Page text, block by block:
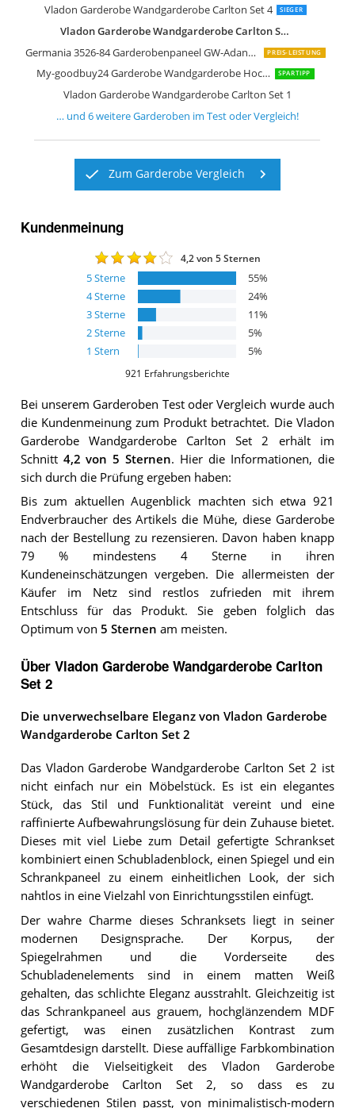
Vladon Garderobe Wandgarderobe Carlton Set 4 SIEGER
Vladon Garderobe Wandgarderobe Carlton Set 2
Germania 3526-84 Garderobenpaneel GW-Adana in Weiß Hochglanz
PREIS-LEISTUNG
My-goodbuy24 Garderobe Wandgarderobe Hochglanz SPARTIPP
Vladon Garderobe Wandgarderobe Carlton Set 1
Vladon Garderobenset Garderobe
Vladon Garderobenset Garderobe
… und 6weitereGarderoben im Test oder Vergleich!
Zum Garderobe Vergleich
Kundenmeinung
4,2 von 5 Sternen
5Sterne 55%
4Sterne 24%
3Sterne 11%
2Sterne 5%
1 Stern 5%
921 Erfahrungsberichte
Bei unserem Garderoben Test oder Vergleich wurde auch
die Kundenmeinung zum Produkt betrachtet. Die Vladon
Garderobe Wandgarderobe Carlton Set 2 erhält im
Schnitt 4,2 von 5 Sternen. Hier die Informationen, die
sich durch die Prüfung ergeben haben:
Bis zum aktuellen Augenblick machten sich etwa 921
Endverbraucher des Artikels die Mühe, diese Garderobe
nach der Bestellung zu rezensieren. Davon haben knapp
79 % mindestens 4 Sterne in ihren
Kundeneinschätzungen vergeben. Die allermeisten der
Käufer im Netz sind restlos zufrieden mit ihrem
Entschluss für das Produkt. Sie geben folglich das
Optimum von 5 Sternen am meisten.
Über Vladon Garderobe Wandgarderobe Carlton
Set 2
Die unverwechselbare Eleganz von Vladon Garderobe
Wandgarderobe Carlton Set 2
Das Vladon Garderobe Wandgarderobe Carlton Set 2 ist
nicht einfach nur ein Möbelstück. Es ist ein elegantes
Stück, das Stil und Funktionalität vereint und eine
raffinierte Aufbewahrungslösung für dein Zuhause bietet.
Dieses mit viel Liebe zum Detail gefertigte Schrankset
kombiniert einen Schubladenblock, einen Spiegel und ein
Schrankpaneel zu einem einheitlichen Look, der sich
nahtlos in eine Vielzahl von Einrichtungsstilen einfügt.
Der wahre Charme dieses Schranksets liegt in seiner
modernen Designsprache. Der Korpus, der
Spiegelrahmen und die Vorderseite des
Schubladenelements sind in einem matten Weiß
gehalten, das schlichte Eleganz ausstrahlt. Gleichzeitig ist
das Schrankpaneel aus grauem, hochglänzendem MDF
gefertigt, was einen zusätzlichen Kontrast zum
Gesamtdesign darstellt. Diese auffällige Farbkombination
erhöht die Vielseitigkeit des Vladon Garderobe
Wandgarderobe Carlton Set 2, so dass es zu
verschiedenen Stilen passt, von minimalistisch-modern